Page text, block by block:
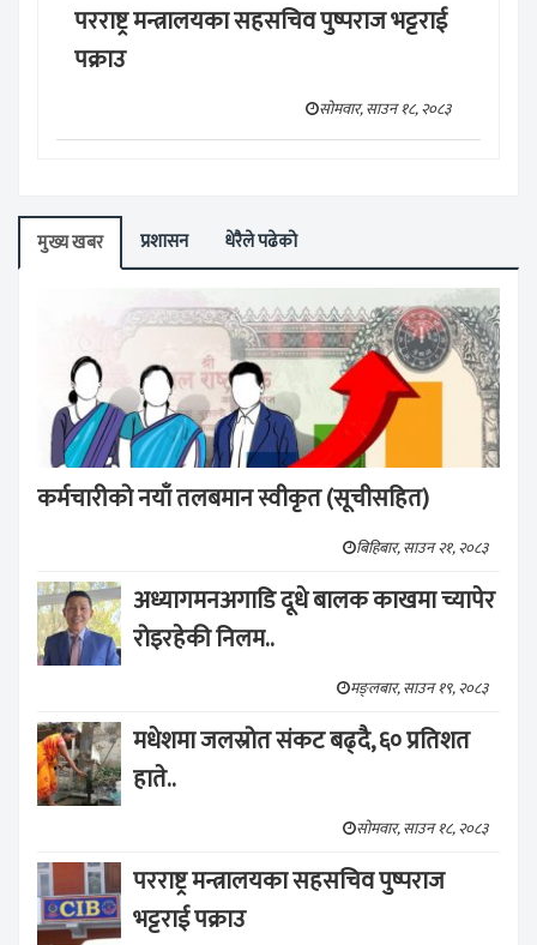
परराष्ट्र मन्त्रालयका सहसचिव पुष्पराज भट्टराई
पक्राउ
सोमवार, साउन १८, २०८३
मुख्य खबर प्रशासन धेरैले पढेको
कर्मचारीको नयाँ तलबमान स्वीकृत (सूचीसहित)
बिहिबार, साउन २१, २०८३
अध्यागमनअगाडि दूधे बालक काखमा च्यापेर
रोइरहेकी निलम..
मङ्लबार, साउन १९, २०८३
मधेशमा जलस्रोत संकट बढ्दै, ६० प्रतिशत
हाते..
सोमवार, साउन १८, २०८३
परराष्ट्र मन्त्रालयका सहसचिव पुष्पराज
भट्टराई पक्राउ